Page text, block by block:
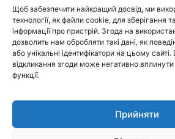
Щоб забезпечити найкращий досвід, ми
технології, як файли cookie, для зберігання
інформації про пристрій. Згода на
дозволить нам обробляти такі дані, як
або унікальні ідентифікатори на цьому
відкликання згоди може негативно вплинути
функції.
Прийняти
Контакти
dfbelements@gmail.com